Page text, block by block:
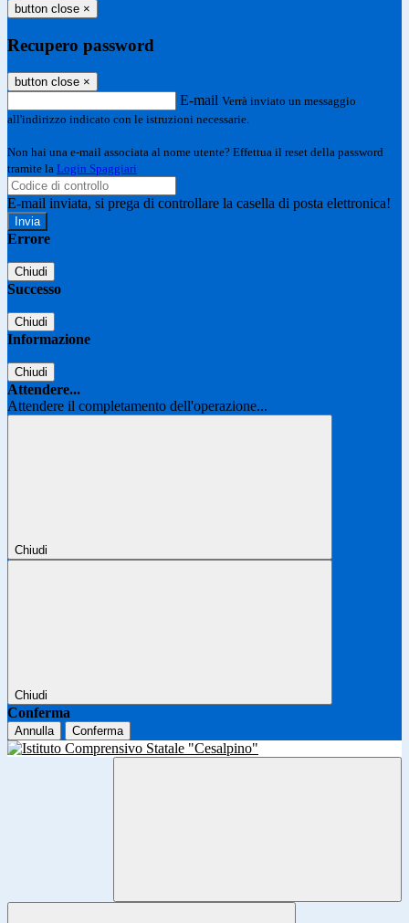
button close ×
Recupero password
button close ×
E-mail Verrà inviato un messaggio
all'indirizzo indicato con le istruzioni necessarie.
Non hai una e-mail associata al nome utente? Effettua il reset della password
tramite la Login Spaggiari
E-mail inviata, si prega di controllare la casella di posta elettronica!
Errore
Chiudi
Successo
Chiudi
Informazione
Chiudi
Attendere...
Attendere il completamento dell'operazione...
Chiudi
Chiudi
Conferma
Annulla Conferma